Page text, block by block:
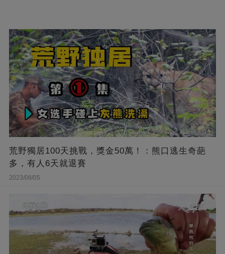
荒野獨居100天挑戰，獎金50萬！：熊口逃生奇葩
多，有人6天就退賽
2023/08/05